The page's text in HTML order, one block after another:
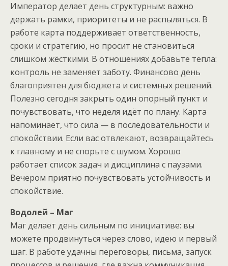
Император делает день структурным: важно
держать рамки, приоритеты и не распыляться. В
работе карта поддерживает ответственность,
сроки и стратегию, но просит не становиться
слишком жёсткими. В отношениях добавьте тепла:
контроль не заменяет заботу. Финансово день
благоприятен для бюджета и системных решений.
Полезно сегодня закрыть один опорный пункт и
почувствовать, что неделя идёт по плану. Карта
напоминает, что сила — в последовательности и
спокойствии. Если вас отвлекают, возвращайтесь
к главному и не спорьте с шумом. Хорошо
работает список задач и дисциплина с паузами.
Вечером приятно почувствовать устойчивость и
спокойствие.
Водолей – Маг
Маг делает день сильным по инициативе: вы
можете продвинуться через слово, идею и первый
шаг. В работе удачны переговоры, письма, запуск